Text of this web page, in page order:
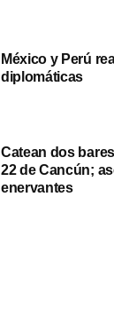
México y Perú
diplomáticas
Catean dos
22 de Cancún;
enervantes